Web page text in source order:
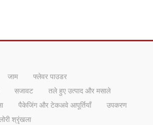
जाम
फ्लेवर पाउडर
सजावट
तले हुए उत्पाद और मसाले
पैकेजिंग और टेकअवे आपूर्तियाँ
उपकरण
श्रृंखला